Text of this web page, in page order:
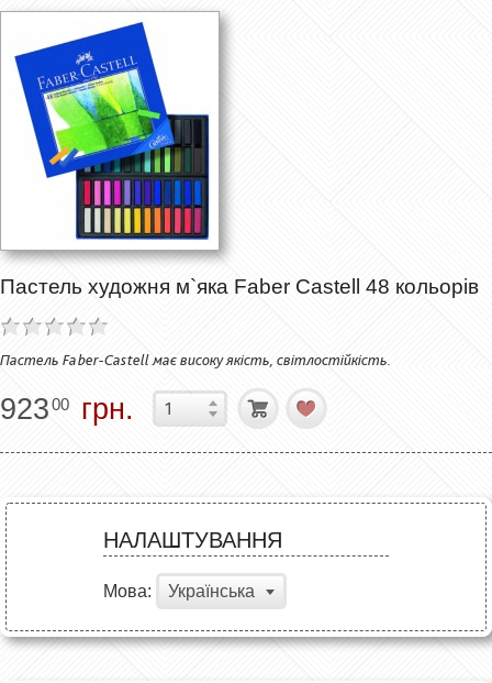
Пастель художня м`яка Faber Castell 48 кольорів
Пастель Faber-Castell має високу якість, світлостійкість.
92300 грн.
НАЛАШТУВАННЯ
Мова: Українська